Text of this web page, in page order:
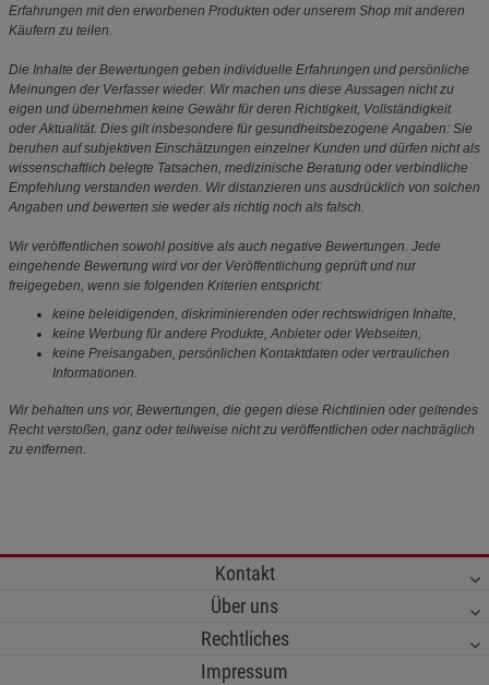
Erfahrungen mit den erworbenen Produkten oder unserem Shop mit anderen
Käufern zu teilen.
Die Inhalte der Bewertungen geben individuelle Erfahrungen und persönliche
Meinungen der Verfasser wieder. Wir machen uns diese Aussagen nicht zu
eigen und übernehmen keine Gewähr für deren Richtigkeit, Vollständigkeit
oder Aktualität. Dies gilt insbesondere für gesundheitsbezogene Angaben: Sie
beruhen auf subjektiven Einschätzungen einzelner Kunden und dürfen nicht als
wissenschaftlich belegte Tatsachen, medizinische Beratung oder verbindliche
Empfehlung verstanden werden. Wir distanzieren uns ausdrücklich von solchen
Angaben und bewerten sie weder als richtig noch als falsch.
Wir veröffentlichen sowohl positive als auch negative Bewertungen. Jede
eingehende Bewertung wird vor der Veröffentlichung geprüft und nur
freigegeben, wenn sie folgenden Kriterien entspricht:
keine beleidigenden, diskriminierenden oder rechtswidrigen Inhalte,
keine Werbung für andere Produkte, Anbieter oder Webseiten,
keine Preisangaben, persönlichen Kontaktdaten oder vertraulichen
Informationen.
Wir behalten uns vor, Bewertungen, die gegen diese Richtlinien oder geltendes
Recht verstoßen, ganz oder teilweise nicht zu veröffentlichen oder nachträglich
zu entfernen.
Kontakt
Über uns
Rechtliches
Impressum